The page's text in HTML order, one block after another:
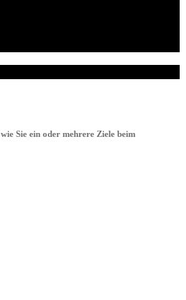
Sie ein oder mehrere Ziele beim